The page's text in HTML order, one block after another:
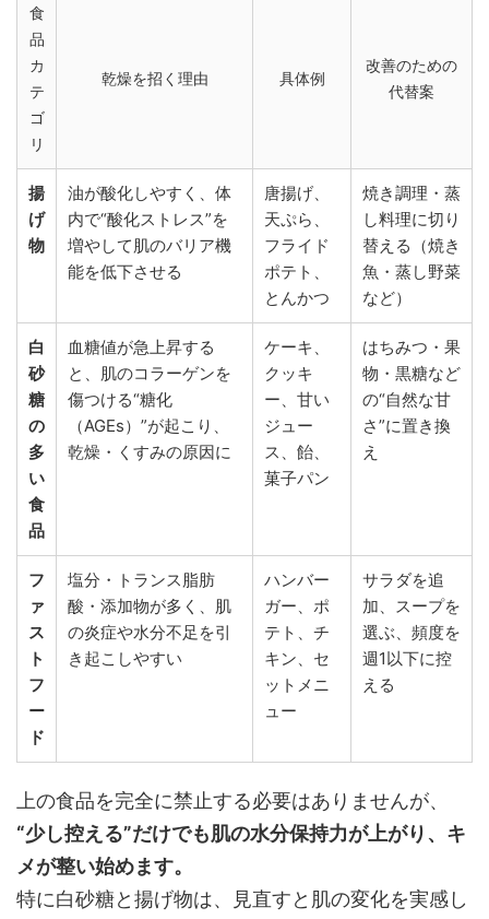
食
品
カ
テ
ゴ
リ
乾燥を招く理由 具体例
改善のための
代替案
揚
げ
物
油が酸化しやすく、体
内で“酸化ストレス”を
増やして肌のバリア機
能を低下させる
唐揚げ、
天ぷら、
フライド
ポテト、
とんかつ
焼き調理・蒸
し料理に切り
替える（焼き
魚・蒸し野菜
など）
白
砂
糖
の
多
い
食
品
血糖値が急上昇する
と、肌のコラーゲンを
傷つける“糖化
（AGEs）”が起こり、
乾燥・くすみの原因に
ケーキ、
クッキ
ー、甘い
ジュー
ス、飴、
菓子パン
はちみつ・果
物・黒糖など
の“自然な甘
さ”に置き換
え
フ
ァ
ス
ト
フ
ー
ド
塩分・トランス脂肪
酸・添加物が多く、肌
の炎症や水分不足を引
き起こしやすい
ハンバー
ガー、ポ
テト、チ
キン、セ
ットメニ
ュー
サラダを追
加、スープを
選ぶ、頻度を
週1以下に控
える
上の食品を完全に禁止する必要はありませんが、
“少し控える”だけでも肌の水分保持力が上がり、キ
メが整い始めます。
特に白砂糖と揚げ物は、見直すと肌の変化を実感し